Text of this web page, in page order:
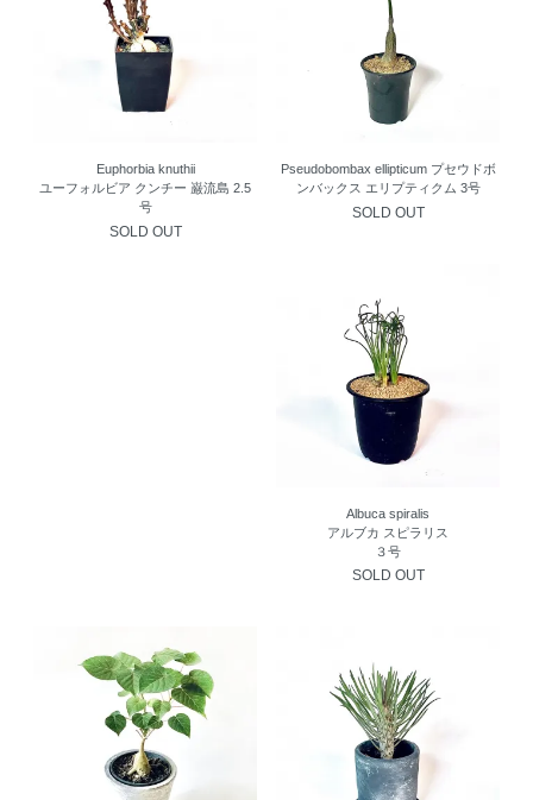
Euphorbia knuthii
ユーフォルビア クンチー 巌流島 2.5
号
SOLD OUT
Pseudobombax ellipticum プセウドボ
ンバックス エリプティクム 3号
SOLD OUT
Albuca spiralis
アルブカ スピラリス
３号
SOLD OUT